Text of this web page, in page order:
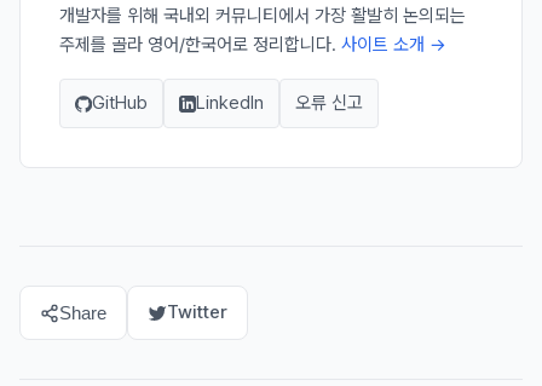
개발자를 위해 국내외 커뮤니티에서 가장 활발히 논의되는
주제를 골라 영어/한국어로 정리합니다. 사이트 소개 →
GitHub LinkedIn 오류 신고
Share Twitter